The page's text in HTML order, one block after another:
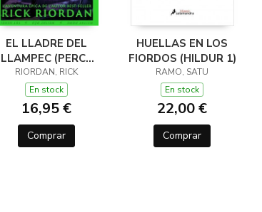
EL LLADRE DEL
LLAMPEC (PERCY
JACKSON I ELS
DÉUS DE L'OLIMP 1)
RIORDAN, RICK
En stock
16,95 €
Comprar
HUELLAS EN LOS
FIORDOS (HILDUR 1)
RAMO, SATU
En stock
22,00 €
Comprar